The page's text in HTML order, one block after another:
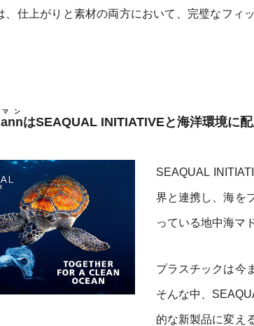
、仕上がりと素材の両方において、完璧なフィ
ン
はSEAQUAL INITIATIVEと海洋環境に
SEAQUAL
界と連携し、海を
っている地中海マ
プラスチックは今
そんな中、
的な新製品に変え